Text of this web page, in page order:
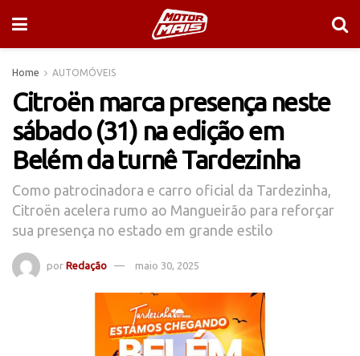
Home AUTOMÓVEIS
Citroën marca presença neste
sábado (31) na edição em
Belém da turnê Tardezinha
Como patrocinadora e carro oficial da Tardezinha,
Citroën acelera rumo ao Mangueirão para reforçar
sua presença no estado em grande estilo
por Redação maio 30, 2025